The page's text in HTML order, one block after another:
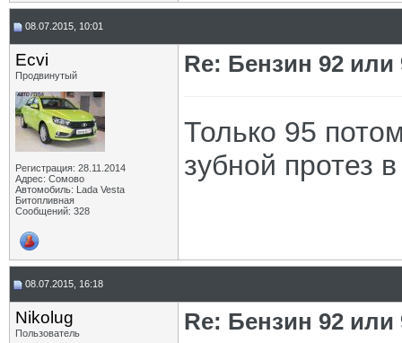
08.07.2015, 10:01
Ecvi
Продвинутый
Регистрация: 28.11.2014
Адрес: Сомово
Автомобиль: Lada Vesta
Битопливная
Сообщений: 328
Re: Бензин 92 или
Только 95
зубной протез
08.07.2015, 16:18
Nikolug
Пользователь
Re: Бензин 92 или